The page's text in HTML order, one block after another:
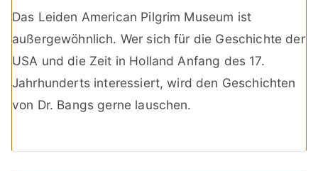
Das Leiden American Pilgrim Museum ist
außergewöhnlich. Wer sich für die Geschichte der
USA und die Zeit in Holland Anfang des 17.
Jahrhunderts interessiert, wird den Geschichten
von Dr. Bangs gerne lauschen.